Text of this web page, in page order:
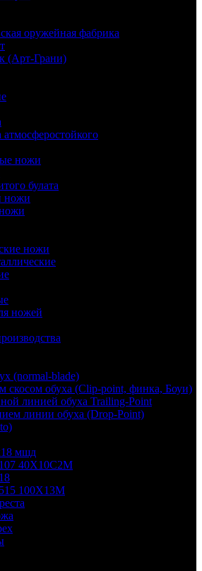
оружейная фабрика
(Арт-Грани)
атмосферостойкого
ножи
булата
ножи
ножи
ножей
(normal-blade)
скосом обуха (Clip-point, финка, Боуи)
линией обуха Trailing-Point
линии обуха (Drop-Point)
мшд
40Х10С2М
100Х13М